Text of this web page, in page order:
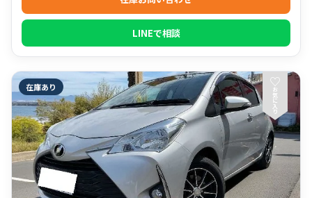
LINEで相談
在庫あり ♡
お
気
に
入
り